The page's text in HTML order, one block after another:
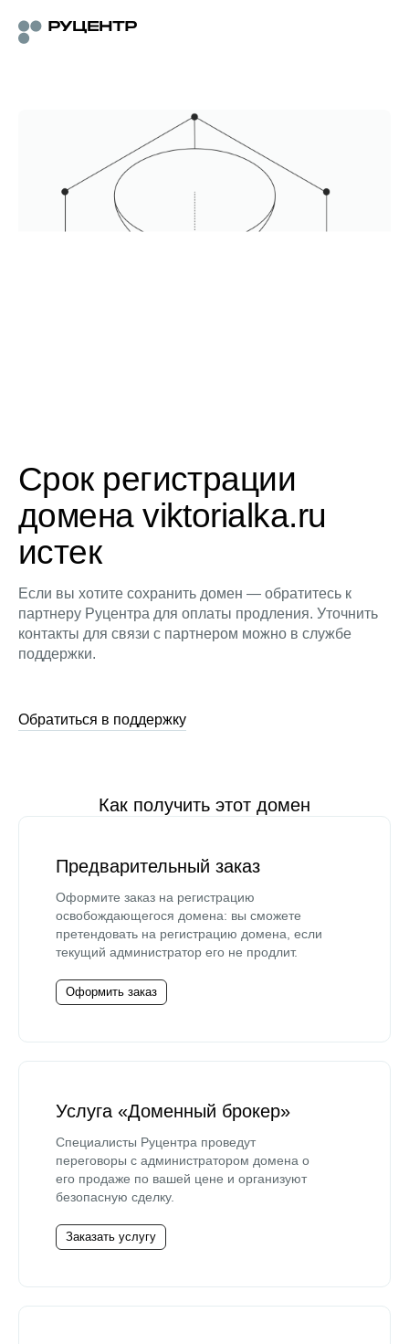
Срок регистрации
домена viktorialka.ru
истек
Если вы хотите сохранить домен — обратитесь к
партнеру Руцентра для оплаты продления. Уточнить
контакты для связи с партнером можно в службе
поддержки.
Обратиться в поддержку
Как получить этот домен
Предварительный заказ
Оформите заказ на регистрацию
освобождающегося домена: вы сможете
претендовать на регистрацию домена, если
текущий администратор его не продлит.
Оформить заказ
Услуга «Доменный брокер»
Специалисты Руцентра проведут
переговоры с администратором домена о
его продаже по вашей цене и организуют
безопасную сделку.
Заказать услугу